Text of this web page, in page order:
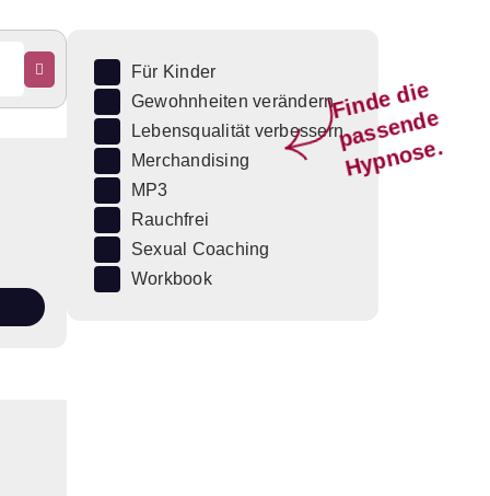
Fi
n
d
e
di
e
p
a
s
s
e
n
d
e
H
y
p
n
o
s
e.
Für Kinder
Gewohnheiten verändern
Lebensqualität verbessern
Merchandising
MP3
Rauchfrei
Sexual Coaching
Workbook